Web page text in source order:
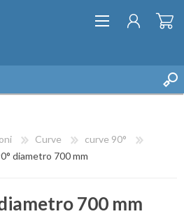
Curve
curve 90°
diametro 700 mm
700 mm